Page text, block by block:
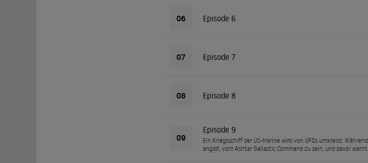
06 Episode 6
07 Episode 7
08 Episode 8
09
Episode 9
Ein Kriegsschiff der US-Marine wird von UFOs umkreist.
angibt, vom Ashtar Gallactic Command zu sein, und davor